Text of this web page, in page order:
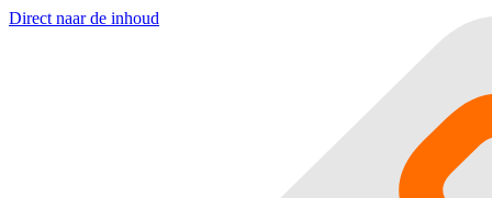
Direct naar de inhoud